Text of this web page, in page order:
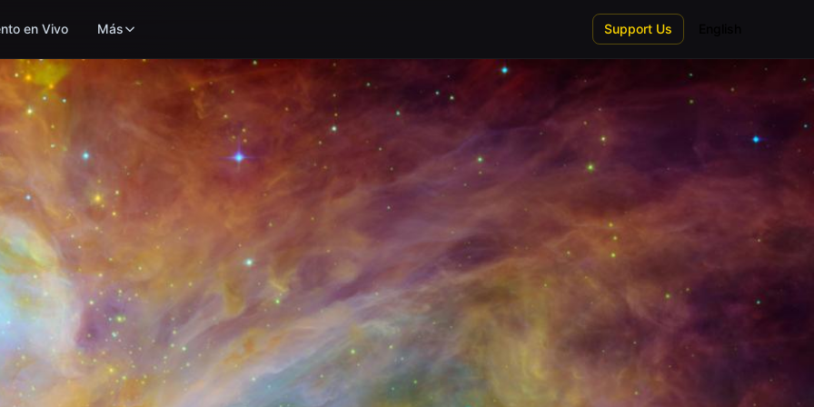
en Vivo Más Support Us